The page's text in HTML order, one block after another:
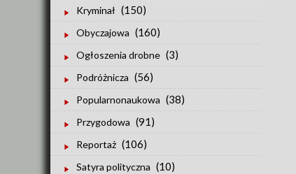
Kryminał (150)
Obyczajowa (160)
Ogłoszenia drobne (3)
Podróżnicza (56)
Popularnonaukowa (38)
Przygodowa (91)
Reportaż (106)
Satyra polityczna (10)